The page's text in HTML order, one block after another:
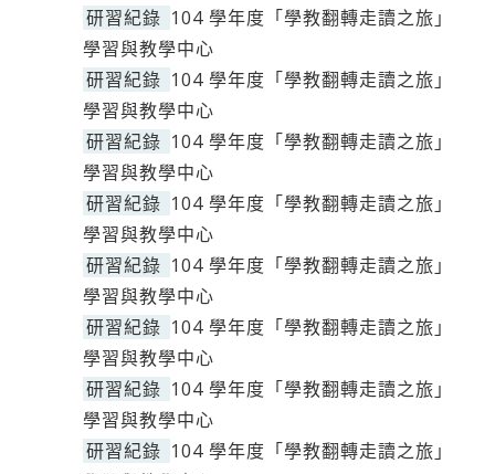
研習紀錄 104 學年度「學教翻轉走讀之旅」
學習與教學中心
研習紀錄 104 學年度「學教翻轉走讀之旅」
學習與教學中心
研習紀錄 104 學年度「學教翻轉走讀之旅」
學習與教學中心
研習紀錄 104 學年度「學教翻轉走讀之旅」
學習與教學中心
研習紀錄 104 學年度「學教翻轉走讀之旅」
學習與教學中心
研習紀錄 104 學年度「學教翻轉走讀之旅」
學習與教學中心
研習紀錄 104 學年度「學教翻轉走讀之旅」
學習與教學中心
研習紀錄 104 學年度「學教翻轉走讀之旅」